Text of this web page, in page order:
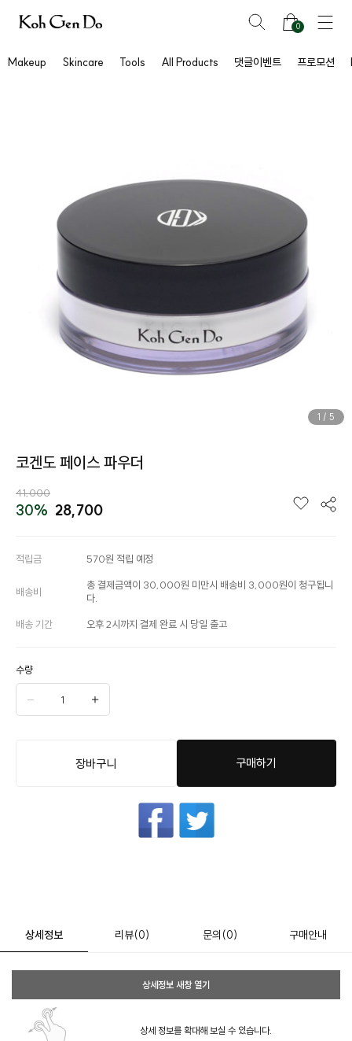
0
Makeup Skincare Tools All Products 댓글이벤트 프로모션
1 / 5
코겐도 페이스 파우더
41,000
30% 28,700
적립금 570원 적립 예정
배송비
총 결제금액이 30,000원 미만시 배송비 3,000원이 청구됩니
다.
배송 기간 오후 2시까지 결제 완료 시 당일 출고
수량
장바구니 구매하기
상세정보 리뷰(0) 문의 (0) 구매안내
상세정보 새창 열기
상세 정보를 확대해 보실 수 있습니다.